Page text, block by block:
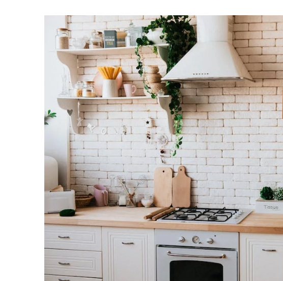
23 sierpnia 2023
Jak wybrać odpowiednie krzesła do
naszego domu?
Odkryj praktyczne porady na
wyboru krzeseł, które będą
komponować się z wnętrzami
twojego domu. Dowiedz się, na co
zwrócić uwagę podczas zakupów,
aby cieszyć się komfortem i